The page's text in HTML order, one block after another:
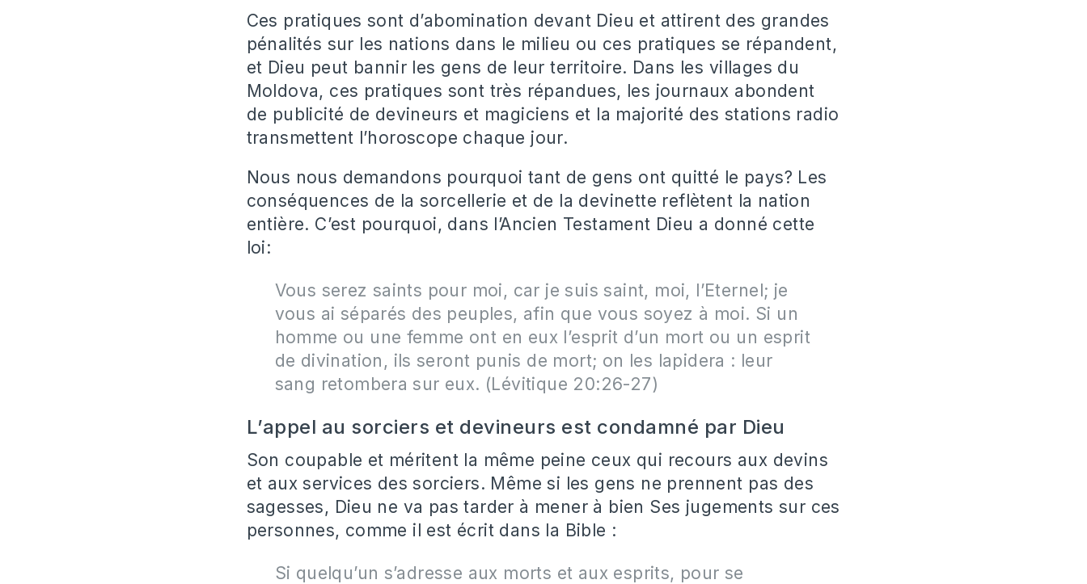
Ces pratiques sont d’abomination devant Dieu et attirent des grandes
pénalités sur les nations dans le milieu ou ces pratiques se répandent,
et Dieu peut bannir les gens de leur territoire. Dans les villages du
Moldova, ces pratiques sont très répandues, les journaux abondent
de publicité de devineurs et magiciens et la majorité des stations radio
transmettent l’horoscope chaque jour.
Nous nous demandons pourquoi tant de gens ont quitté le pays? Les
conséquences de la sorcellerie et de la devinette reflètent la nation
entière. C’est pourquoi, dans l’Ancien Testament Dieu a donné cette
loi:
Vous serez saints pour moi, car je suis saint, moi, l’Eternel; je
vous ai séparés des peuples, afin que vous soyez à moi. Si un
homme ou une femme ont en eux l’esprit d’un mort ou un esprit
de divination, ils seront punis de mort; on les lapidera : leur
sang retombera sur eux. (Lévitique 20:26-27)
L’appel au sorciers et devineurs est condamné par Dieu
Son coupable et méritent la même peine ceux qui recours aux devins
et aux services des sorciers. Même si les gens ne prennent pas des
sagesses, Dieu ne va pas tarder à mener à bien Ses jugements sur ces
personnes, comme il est écrit dans la Bible :
Si quelqu’un s’adresse aux morts et aux esprits, pour se